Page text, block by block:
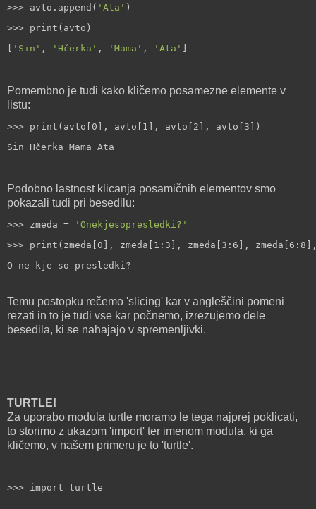
>>> avto.append( 'Ata' )
>>> print(avto)
'Sin' , 'Hčerka' , 'Mama' , 'Ata'
Pomembno je tudi kako kličemo posamezne elemente v
listu:
>>> print(avto[0], avto[1], avto[2], avto[3])
Sin Hčerka Mama Ata
Podobno lastnost klicanja posamičnih elementov smo
pokazali tudi pri besedilu:
>>> zmeda =
'Onekjesopresledki?'
>>> print(zmeda[0], zmeda[1:3], zmeda[3:6],
O ne kje so presledki?
Temu postopku rečemo 'slicing' kar v angleščini pomeni
rezati in to je tudi vse kar počnemo, izrezujemo dele
besedila, ki se nahajajo v spremenljivki.
TURTLE!
Za uporabo modula turtle moramo le tega najprej poklicati,
to storimo z ukazom 'import' ter imenom modula, ki ga
kličemo, v našem primeru je to 'turtle'.
>>> import turtle